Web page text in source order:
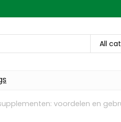
All
voordelen en